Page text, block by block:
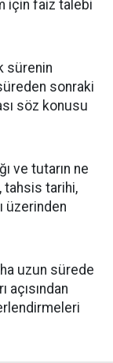
için faiz talebi
sürenin
sonraki
söz konusu
ve tutarın ne
tahsis tarihi,
üzerinden
uzun sürede
açısından